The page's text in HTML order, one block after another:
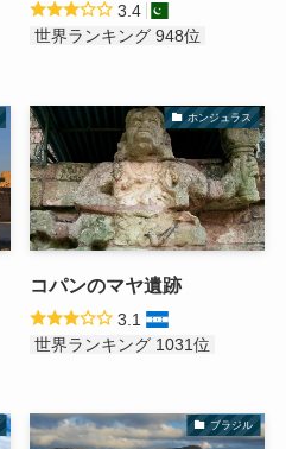
3.4
世界ランキング 948位
ホンジュラス
コパンのマヤ遺跡
3.1
世界ランキング 1031位
ブラジル